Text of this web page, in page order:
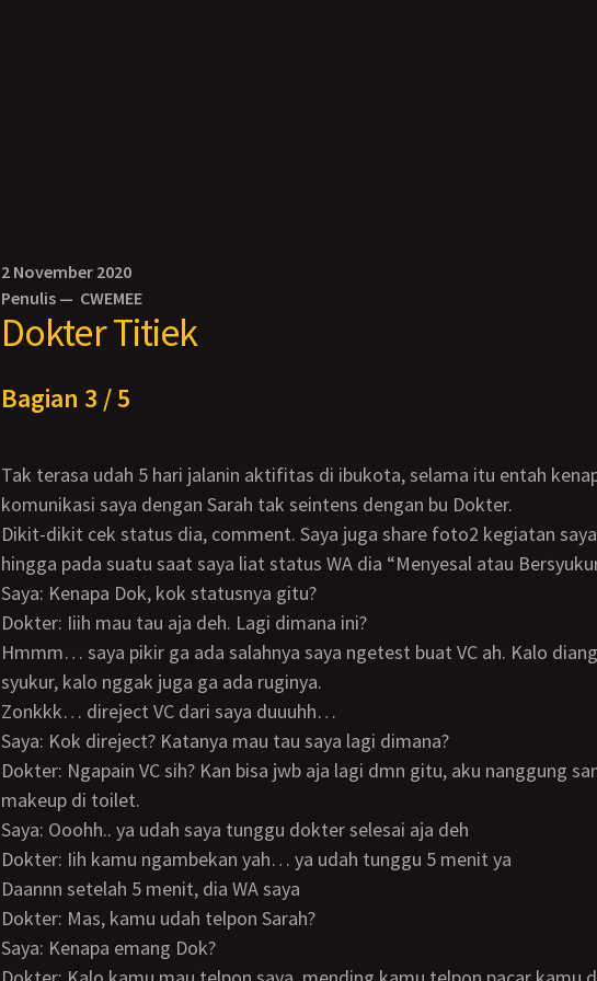
2 November 2020
Penulis — CWEMEE
Dokter Titiek
Bagian 3 / 5
Tak terasa udah 5 hari jalanin aktifitas di ibukota, selama itu entah kenapa frekuensi
komunikasi saya dengan Sarah tak seintens dengan bu Dokter.
Dikit-dikit cek status dia, comment. Saya juga share foto2 kegiatan saya ke dia. Dan
hingga pada suatu saat saya liat status WA dia “Menyesal atau
Saya: Kenapa Dok, kok statusnya gitu?
Dokter: Iiih mau tau aja deh. Lagi dimana ini?
Hmmm… saya pikir ga ada salahnya saya ngetest buat VC ah. Kalo diangkat ya
syukur, kalo nggak juga ga ada ruginya.
Zonkkk… direject VC dari saya duuuhh…
Saya: Kok direject? Katanya mau tau saya lagi dimana?
Dokter: Ngapain VC sih? Kan bisa jwb aja lagi dmn gitu, aku nanggung sambil bersihin
makeup di toilet.
Saya: Ooohh.. ya udah saya tunggu dokter selesai aja deh
Dokter: Iih kamu ngambekan yah… ya udah tunggu 5 menit ya
Daannn setelah 5 menit, dia WA saya
Dokter: Mas, kamu udah telpon Sarah?
Saya: Kenapa emang Dok?